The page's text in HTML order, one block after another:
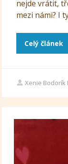
nejde vrátit,
mezi námi? I
Celý článek
Xenie Bodorík